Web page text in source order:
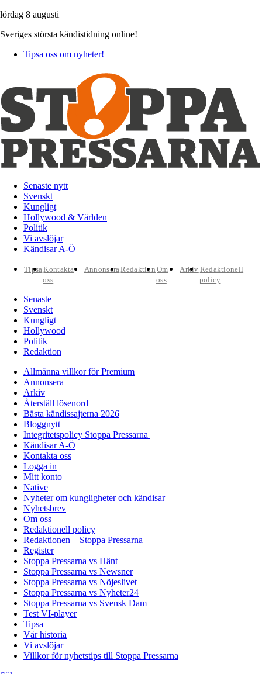
lördag 8 augusti
Sveriges största kändistidning online!
Tipsa oss om nyheter!
Senaste nytt
Svenskt
Kungligt
Hollywood & Världen
Politik
Vi avslöjar
Kändisar A-Ö
TipsaKontakta
oss
AnnonseraRedaktion Om
oss
Arkiv Redaktionell
policy
Senaste
Svenskt
Kungligt
Hollywood
Politik
Redaktion
Allmänna villkor för Premium
Annonsera
Arkiv
Återställ lösenord
Bästa kändissajterna 2026
Bloggnytt
Integritetspolicy Stoppa Pressarna
Kändisar A-Ö
Kontakta oss
Logga in
Mitt konto
Native
Nyheter om kungligheter och kändisar
Nyhetsbrev
Om oss
Redaktionell policy
Redaktionen – Stoppa Pressarna
Register
Stoppa Pressarna vs Hänt
Stoppa Pressarna vs Newsner
Stoppa Pressarna vs Nöjeslivet
Stoppa Pressarna vs Nyheter24
Stoppa Pressarna vs Svensk Dam
Test VI-player
Tipsa
Vår historia
Vi avslöjar
Villkor för nyhetstips till Stoppa Pressarna